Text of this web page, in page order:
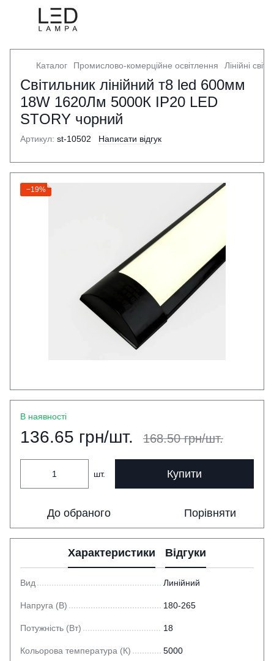
Каталог Промислово-комерційне освітлення Лінійні
Світильник лінійний т8 led 600мм
18W 1620Лм 5000К IP20 LED
STORY чорний
Артикул: st-10502 Написати відгук
−19%
В наявності
136.65 грн/шт. 168.50 грн/шт.
шт. Купити
До обраного Порівняти
Характеристики Відгуки
Вид Линійний
Напруга (В) 180-265
Потужність (Вт) 18
Кольорова температура (К) 5000